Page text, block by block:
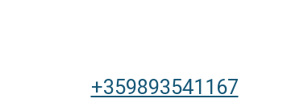
+359893541167